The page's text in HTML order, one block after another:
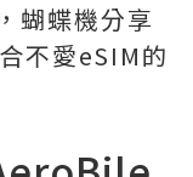
蝴蝶機分享
不愛eSIM的